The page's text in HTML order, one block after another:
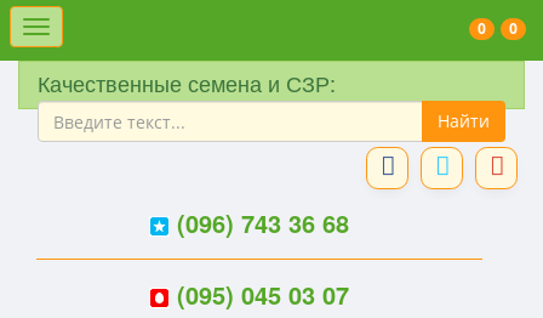
Меню 0
0
Качественные семена и СЗР:
(096) 743 36 68
(095) 045 03 07